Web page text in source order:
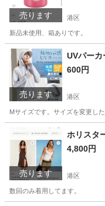
売ります 港区
新品未使用、箱ありです。
東京 港区 調理器具
売ります
UVパー
600円
港区
Mサイズです。サイズを変更し
東京 港区 パーカー
売ります
ホリス
4,800円
港区
数回のみ着用してます。